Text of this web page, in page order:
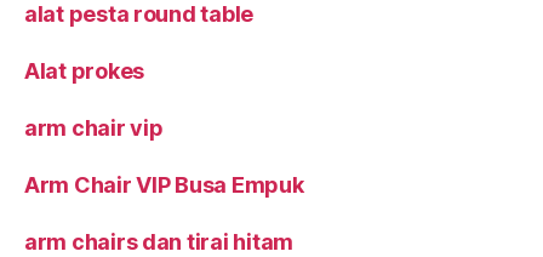
alat pesta round table
Alat prokes
arm chair vip
Arm Chair VIP Busa Empuk
arm chairs dan tirai hitam